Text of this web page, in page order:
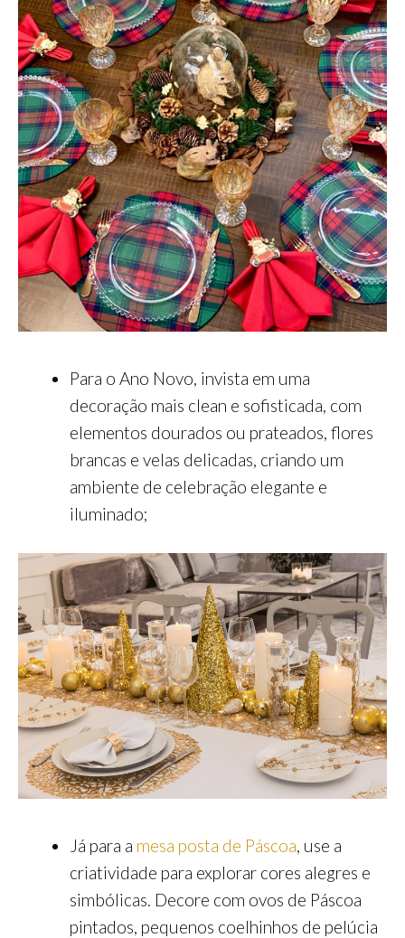
Para o Ano Novo, invista em uma
decoração mais clean e sofisticada, com
elementos dourados ou prateados, flores
brancas e velas delicadas, criando um
ambiente de celebração elegante e
iluminado;
Já para a mesa posta de Páscoa , use a
criatividade para explorar cores alegres e
simbólicas. Decore com ovos de Páscoa
pintados, pequenos coelhinhos de pelúcia